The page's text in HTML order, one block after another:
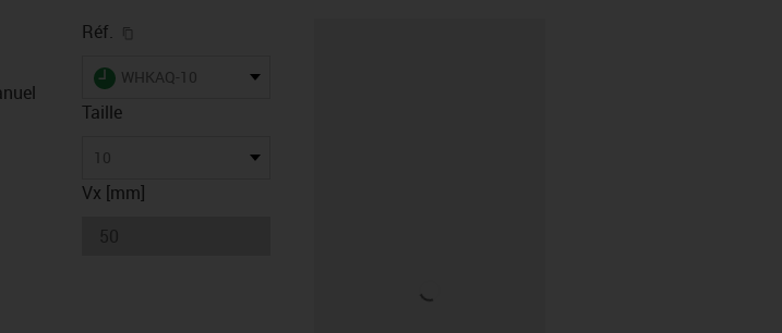
Réf.
igus-icon-lieferzeit
WHKAQ-10
Taille
10
Vx [mm]